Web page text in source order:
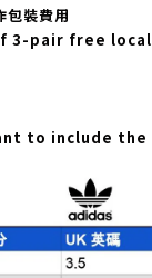
裝費用
3-pair free local
to include the